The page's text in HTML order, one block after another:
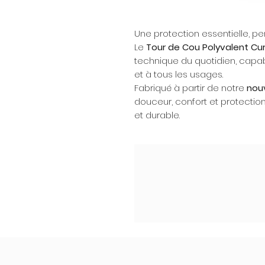
Une protection essentielle,
Le Tour de Cou Polyvalent
technique du quotidien,
et à tous les usages.
Fabriqué à partir de notre
douceur, confort et
et durable.